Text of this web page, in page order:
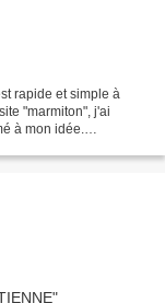
rapide et simple à
"marmiton", j'ai
à mon idée.